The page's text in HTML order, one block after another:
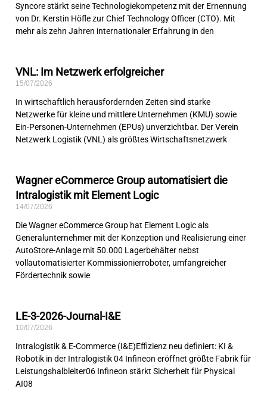
Syncore stärkt seine Technologiekompetenz mit der Ernennung
von Dr. Kerstin Höfle zur Chief Technology Officer (CTO). Mit
mehr als zehn Jahren internationaler Erfahrung in den
VNL: Im Netzwerk erfolgreicher
15/07/2026
In wirtschaftlich herausfordernden Zeiten sind starke
Netzwerke für kleine und mittlere Unternehmen (KMU) sowie
Ein-Personen-Unternehmen (EPUs) unverzichtbar. Der Verein
Netzwerk Logistik (VNL) als größtes Wirtschaftsnetzwerk
Wagner eCommerce Group automatisiert die
Intralogistik mit Element Logic
14/07/2026
Die Wagner eCommerce Group hat Element Logic als
Generalunternehmer mit der Konzeption und Realisierung einer
AutoStore-Anlage mit 50.000 Lagerbehälter nebst
vollautomatisierter Kommissionierroboter, umfangreicher
Fördertechnik sowie
LE-3-2026-Journal-I&E
10/07/2026
Intralogistik & E-Commerce (I&E)Effizienz neu definiert: KI &
Robotik in der Intralogistik 04 Infineon eröffnet größte Fabrik für
Leistungshalbleiter06 Infineon stärkt Sicherheit für Physical
AI08